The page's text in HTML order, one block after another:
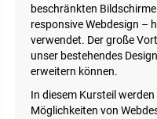
beschränkten
responsive Webdesign –
verwendet. Der große
unser bestehendes
erweitern können.
In diesem Kursteil
Möglichkeiten von